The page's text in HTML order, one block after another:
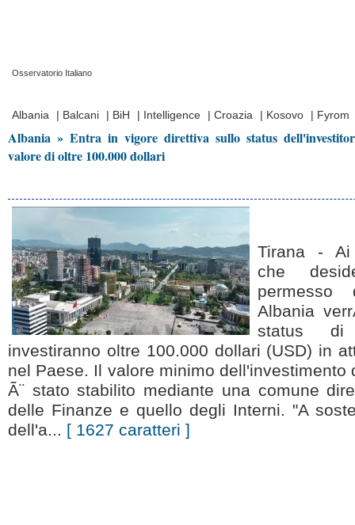
Osservatorio Italiano
Albania
| Balcani | BiH | Intelligence | Croazia | Kosovo | Fyrom
Albania » Entra in vigore direttiva sullo status
valore di oltre 100.000 dollari
Tirana - Ai
che
Albania
status di
investiranno oltre 100.000 dollari (USD) in
nel Paese. Il valore minimo dell'investimento
Ã¨ stato stabilito mediante una comune
delle Finanze e quello degli Interni. "A
dell'a... [ 1627 caratteri ]